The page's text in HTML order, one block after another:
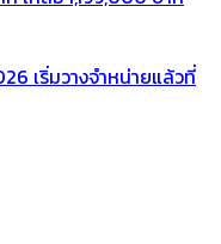
เริ่มวางจำหน่ายแล้วที่